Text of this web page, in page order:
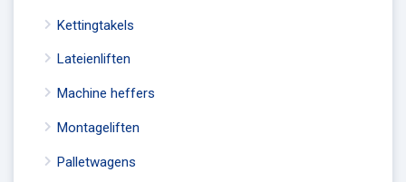
Kettingtakels
Lateienliften
Machine heffers
Montageliften
Palletwagens